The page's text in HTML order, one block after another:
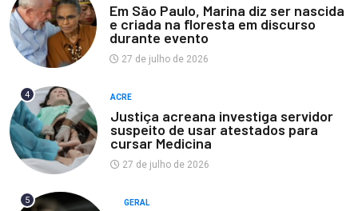
Em São Paulo, Marina diz ser nascida
e criada na floresta em discurso
durante evento
27 de julho de 2026
4 ACRE
Justiça acreana investiga servidor
suspeito de usar atestados para
cursar Medicina
27 de julho de 2026
5 GERAL